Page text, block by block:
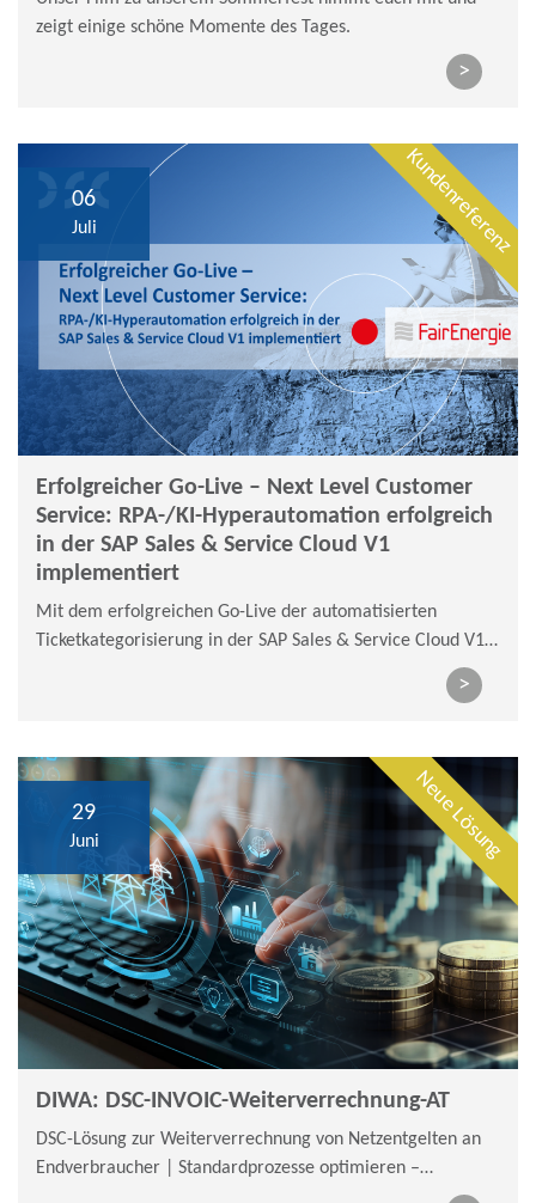
zeigt einige schöne Momente des Tages.
>
Kundenreferenz
06
Juli
Erfolgreicher Go-Live – Next Level Customer
Service: RPA-/KI-Hyperautomation erfolgreich
in der SAP Sales & Service Cloud V1
implementiert
Mit dem erfolgreichen Go-Live der automatisierten
Ticketkategorisierung in der SAP Sales & Service Cloud V1
hat die FairEnergie einen bedeutenden Schritt in Richtung
>
Neue Lösung
29
Juni
DIWA: DSC-INVOIC-Weiterverrechnung-AT
DSC-Lösung zur Weiterverrechnung von Netzentgelten an
Endverbraucher | Standardprozesse optimieren –